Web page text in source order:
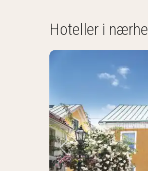
Hoteller i
Forrige billede